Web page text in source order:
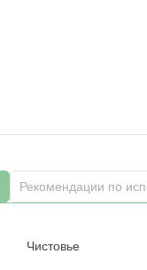
Рекомендации по
Чистовье